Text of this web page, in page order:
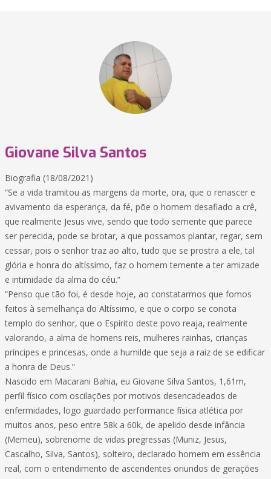
Giovane Silva Santos
Biografia (18/08/2021)
“Se a vida tramitou as margens da morte, ora, que o renascer e
avivamento da esperança, da fé, põe o homem desafiado a crê,
que realmente Jesus vive, sendo que todo semente que parece
ser perecida, pode se brotar, a que possamos plantar, regar, sem
cessar, pois o senhor traz ao alto, tudo que se prostra a ele, tal
glória e honra do altíssimo, faz o homem temente a ter amizade
e intimidade da alma do céu.”
“Penso que tão foi, é desde hoje, ao constatarmos que fomos
feitos à semelhança do Altíssimo, e que o corpo se conota
templo do senhor, que o Espírito deste povo reaja, realmente
valorando, a alma de homens reis, mulheres rainhas, crianças
príncipes e princesas, onde a humilde que seja a raiz de se edificar
a honra de Deus.”
Nascido em Macarani Bahia, eu Giovane Silva Santos, 1,61m,
perfil físico com oscilações por motivos desencadeados de
enfermidades, logo guardado performance física atlética por
muitos anos, peso entre 58k a 60k, de apelido desde infância
(Memeu), sobrenome de vidas pregressas (Muniz, Jesus,
Cascalho, Silva, Santos), solteiro, declarado homem em essência
real, com o entendimento de ascendentes oriundos de gerações